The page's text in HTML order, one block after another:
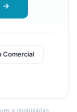
→
Comercial
e imobiliárias